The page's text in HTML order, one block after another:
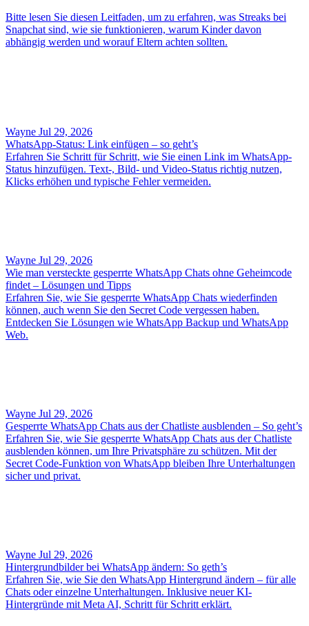
Bitte lesen Sie diesen Leitfaden, um zu erfahren, was Streaks bei
Snapchat sind, wie sie funktionieren, warum Kinder davon
abhängig werden und worauf Eltern achten sollten.
Wayne Jul 29, 2026
WhatsApp-Status: Link einfügen – so geht’s
Erfahren Sie Schritt für Schritt, wie Sie einen Link im WhatsApp-
Status hinzufügen. Text-, Bild- und Video-Status richtig nutzen,
Klicks erhöhen und typische Fehler vermeiden.
Wayne Jul 29, 2026
Wie man versteckte gesperrte WhatsApp Chats ohne Geheimcode
findet – Lösungen und Tipps
Erfahren Sie, wie Sie gesperrte WhatsApp Chats wiederfinden
können, auch wenn Sie den Secret Code vergessen haben.
Entdecken Sie Lösungen wie WhatsApp Backup und WhatsApp
Web.
Wayne Jul 29, 2026
Gesperrte WhatsApp Chats aus der Chatliste ausblenden – So geht’s
Erfahren Sie, wie Sie gesperrte WhatsApp Chats aus der Chatliste
ausblenden können, um Ihre Privatsphäre zu schützen. Mit der
Secret Code‑Funktion von WhatsApp bleiben Ihre Unterhaltungen
sicher und privat.
Wayne Jul 29, 2026
Hintergrundbilder bei WhatsApp ändern: So geth’s
Erfahren Sie, wie Sie den WhatsApp Hintergrund ändern – für alle
Chats oder einzelne Unterhaltungen. Inklusive neuer KI-
Hintergründe mit Meta AI, Schritt für Schritt erklärt.